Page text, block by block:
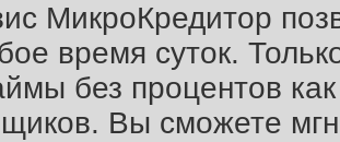
МикроКредитор
время суток.
без процентов
Вы сможете